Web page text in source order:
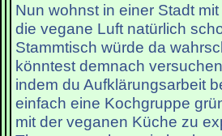
Nun wohnst in einer Stadt
die vegane Luft natürlich
Stammtisch würde da
könntest demnach
indem du Aufklärungsarbeit
einfach eine Kochgruppe
mit der veganen Küche zu